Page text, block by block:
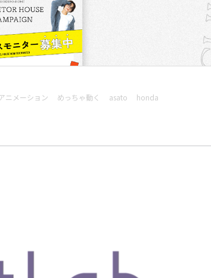
ニメーション めっちゃ動く asato honda